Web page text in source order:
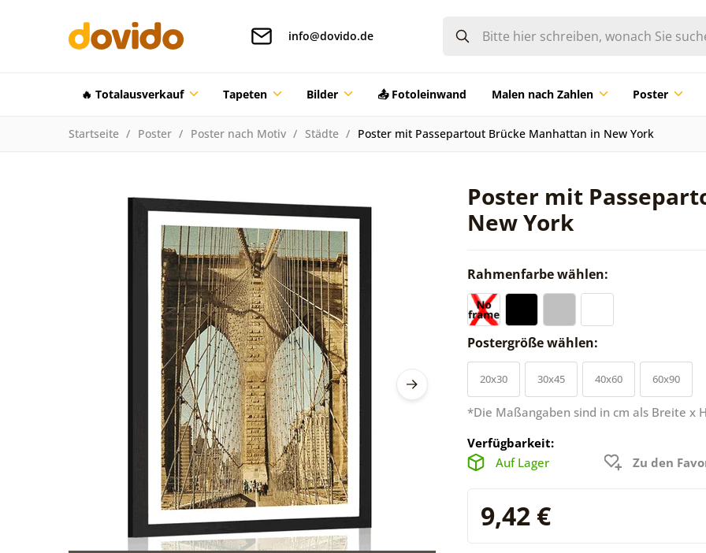
info@dovido.de
🔥 Totalausverkauf Tapeten Bilder 📤 Fotoleinwand Malen nach Zahlen Poster
Startseite Poster Poster nach Motiv Städte Poster mit Passepartout Brücke Manhattan in New York
Poster mit
New York
Rahmenfarbe wählen:
Postergröße wählen:
20x30 30x45 40x60 60x90
*Die Maßangaben sind in cm als Breite x
Verfügbarkeit:
Auf Lager
Zu den
9,42 €